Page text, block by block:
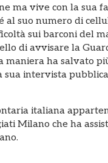
ma vive con la sua
al suo numero di
sui barconi del
di avvisare la
maniera ha salvato
sua intervista
italiana
Milano che ha